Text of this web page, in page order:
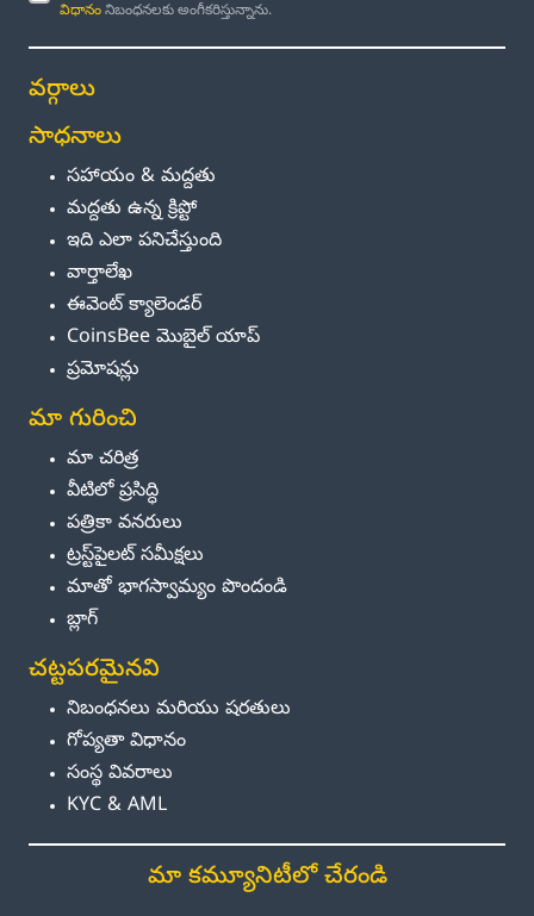
విధానంనిబంధనలకు అంగీకరిస్తున్నాను.
వర్గాలు
సాధనాలు
సహాయం & మద్దతు
మద్దతు ఉన్న క్రిప్టో
ఇది ఎలా పనిచేస్తుంది
వార్తాలేఖ
ఈవెంట్ క్యాలెండర్
CoinsBee మొబైల్ యాప్
ప్రమోషన్లు
మా గురించి
మా చరిత్ర
వీటిలో ప్రసిద్ధి
పత్రికా వనరులు
ట్రస్ట్‌పైలట్ సమీక్షలు
మాతో భాగస్వామ్యం పొందండి
బ్లాగ్
చట్టపరమైనవి
నిబంధనలు మరియు షరతులు
గోప్యతా విధానం
సంస్థ వివరాలు
KYC & AML
మా కమ్యూనిటీలో చేరండి